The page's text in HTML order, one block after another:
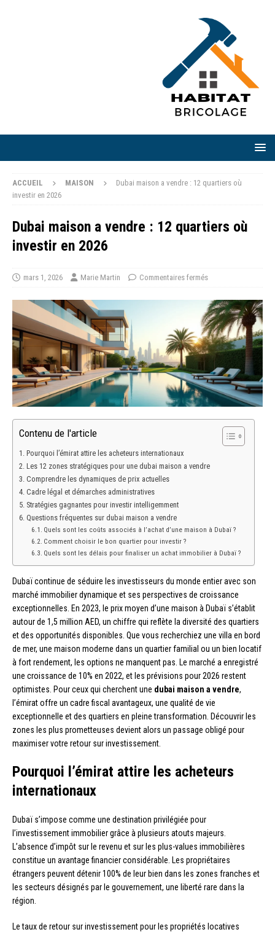
ACCUEIL MAISON
Dubai maison a vendre : 12 quartiers où
investir en 2026
Dubai maison a vendre : 12 quartiers où
investir en 2026
mars 1, 2026 Marie Martin Commentaires fermés
Contenu de l'article
Pourquoi l’émirat attire les acheteurs internationaux
Les 12 zones stratégiques pour une dubai maison a vendre
Comprendre les dynamiques de prix actuelles
Cadre légal et démarches administratives
Stratégies gagnantes pour investir intelligemment
Questions fréquentes sur dubai maison a vendre
Quels sont les coûts associés à l’achat d’une maison à Dubaï ?
Comment choisir le bon quartier pour investir ?
Quels sont les délais pour finaliser un achat immobilier à Dubaï ?
Dubaï continue de séduire les investisseurs du monde entier avec son
marché immobilier dynamique et ses perspectives de croissance
exceptionnelles. En 2023, le prix moyen d’une maison à Dubaï s’établit
autour de 1,5 million AED, un chiffre qui reflète la diversité des quartiers
et des opportunités disponibles. Que vous recherchiez une villa en bord
de mer, une maison moderne dans un quartier familial ou un bien locatif
à fort rendement, les options ne manquent pas. Le marché a enregistré
une croissance de 10% en 2022, et les prévisions pour 2026 restent
optimistes. Pour ceux qui cherchent une dubai maison a vendre,
l’émirat offre un cadre fiscal avantageux, une qualité de vie
exceptionnelle et des quartiers en pleine transformation. Découvrir les
zones les plus prometteuses devient alors un passage obligé pour
maximiser votre retour sur investissement.
Pourquoi l’émirat attire les acheteurs
internationaux
Dubaï s’impose comme une destination privilégiée pour
l’investissement immobilier grâce à plusieurs atouts majeurs.
L’absence d’impôt sur le revenu et sur les plus-values immobilières
constitue un avantage financier considérable. Les propriétaires
étrangers peuvent détenir 100% de leur bien dans les zones franches et
les secteurs désignés par le gouvernement, une liberté rare dans la
région.
Le taux de retour sur investissement pour les propriétés locatives